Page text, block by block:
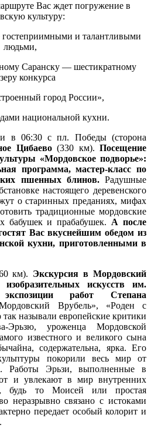
Вас ждет погружение в
культуру:
и талантливыми
людьми,
Саранску — шестикратному
конкурса
город России»,
национальной кухни.
в 06:30 с пл. Победы (сторона
Цибаево(330 км). Посещение
«Мордовское подворье»:
программа, мастер-класс по
пшенных блинов. Радушные
настоящего деревенского
о старинных преданиях, мифах
традиционные мордовские
бабушек и прабабушек. А после
Вас вкуснейшим обедом из
кухни, приготовленными в
км). Экскурсия в Мордовский
изобразительных искусств им.
работ Степана
Врубель», «Роден c
называли европейские критики
Эрьзю, уроженца Мордовской
известного и великого сына
содержательна, ярка. Его
покорили весь мир от
Работы Эрьзи, выполненные в
и увлекают в мир внутренних
будь то Моисей или простая
неразрывно связано с истоками
передает особый колорит и